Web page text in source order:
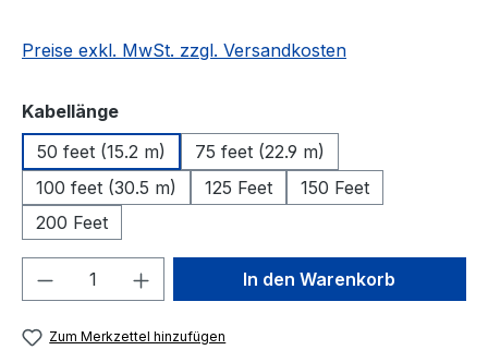
Preise exkl. MwSt. zzgl. Versandkosten
Kabellängeauswählen
50 feet (15.2 m)
75 feet (22.9 m)
100 feet (30.5 m)
125 Feet
150 Feet
200 Feet
Produkt Anzahl: Gib denIn den Warenkorb
Zum Merkzettel hinzufügen